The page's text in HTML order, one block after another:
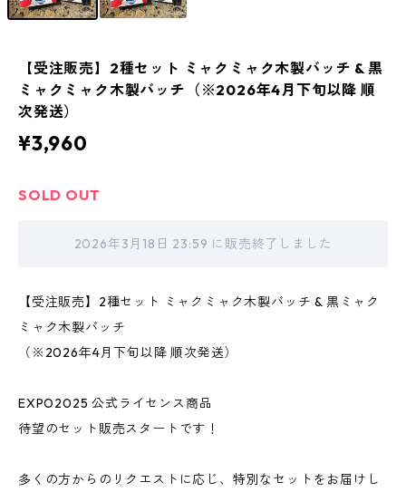
【受注販売】2種セット ミャクミャク木製バッチ & 黒
ミャクミャク木製バッチ（※2026年4月下旬以降 順
次発送）
¥3,960
SOLD OUT
2026年3月18日 23:59 に販売終了しました
【受注販売】2種セット ミャクミャク木製バッチ & 黒ミャク
ミャク木製バッチ
（※2026年4月下旬以降 順次発送）
EXPO2025 公式ライセンス商品
待望のセット販売スタートです！
多くの方からのリクエストに応じ、特別なセットをお届けし